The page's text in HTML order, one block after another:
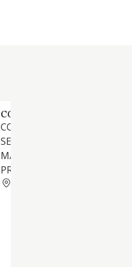
CONTROL NO
CONTROL INDUSTRIAL PARA
SERVICIO DE CALIDAD,
MANTENIMIENTO Y
PRODUCCION.